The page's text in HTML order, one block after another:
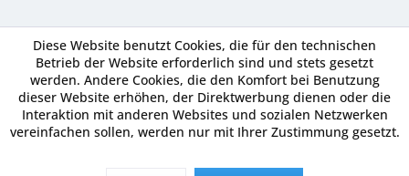
Diese Website benutzt Cookies, die für den technischen
Betrieb der Website erforderlich sind und stets gesetzt
werden. Andere Cookies, die den Komfort bei Benutzung
dieser Website erhöhen, der Direktwerbung dienen oder die
Interaktion mit anderen Websites und sozialen Netzwerken
vereinfachen sollen, werden nur mit Ihrer Zustimmung gesetzt.